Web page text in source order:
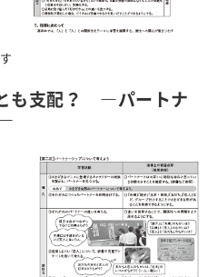
も支配？ ―パートナ